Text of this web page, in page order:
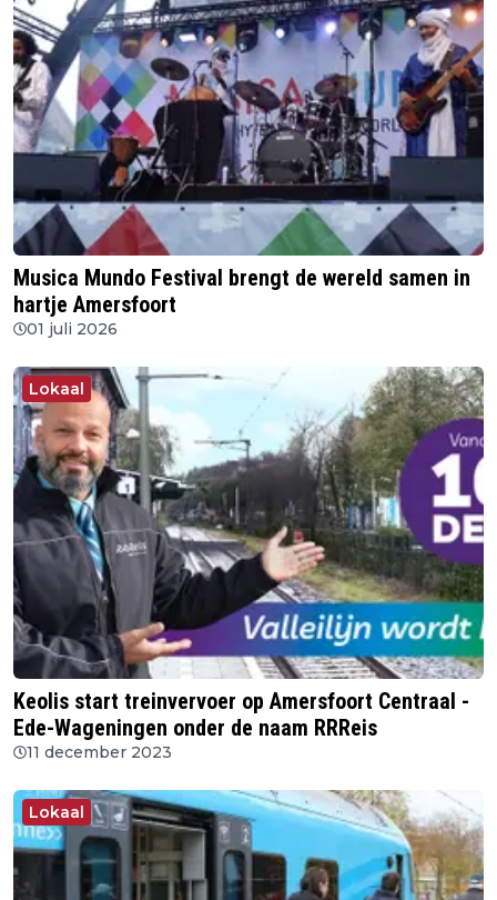
Musica Mundo Festival brengt de wereld samen in
hartje Amersfoort
01 juli 2026
Lokaal
Keolis start treinvervoer op Amersfoort Centraal -
Ede-Wageningen onder de naam RRReis
11 december 2023
Lokaal